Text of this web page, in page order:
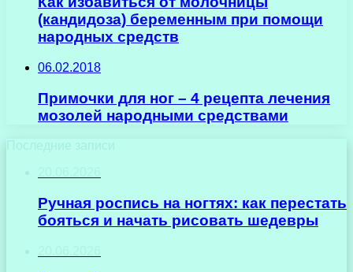
(кандидоза) беременным при помощи
народных средств
06.02.2018
Примочки для ног – 4 рецепта лечения
мозолей народными средствами
Последние записи
Ручная роспись на ногтях: как перестать
бояться и начать рисовать шедевры